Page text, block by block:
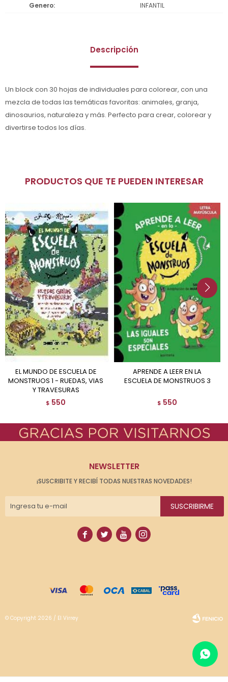
Genero
INFANTIL
Descripción
Un block con 30 hojas de individuales para colorear, con una
mezcla de todas las temáticas favoritas: animales, granja,
dinosaurios, naturaleza y más. Perfecto para crear, colorear y
divertirse todos los días.
PRODUCTOS QUE TE PUEDEN INTERESAR
EL MUNDO DE ESCUELA DE
MONSTRUOS 1 - RUEDAS, VIAS
Y TRAVESURAS
$ 550
APRENDE A LEER EN LA
ESCUELA DE MONSTRUOS 3
$ 550
NEWSLETTER
¡SUSCRIBITE Y RECIBÍ TODAS NUESTRAS NOVEDADES!
SUSCRIBIRME
   
© Copyright 2026 / El Virrey